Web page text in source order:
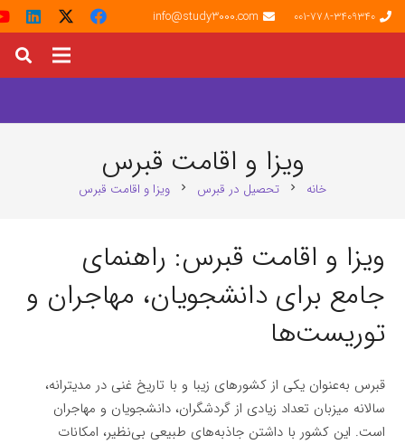
001-778-3409340
info@study3000.com
ویزا و اقامت قبرس
خانه chevron_right تحصیل در قبرس chevron_right ویزا و اقامت قبرس
ویزا و اقامت قبرس: راهنمای
جامع برای دانشجویان، مهاجران و
توریست‌ها
قبرس به‌عنوان یکی از کشورهای زیبا و با تاریخ غنی در مدیترانه،
سالانه میزبان تعداد زیادی از گردشگران، دانشجویان و مهاجران
است. این کشور با داشتن جاذبه‌های طبیعی بی‌نظیر، امکانات